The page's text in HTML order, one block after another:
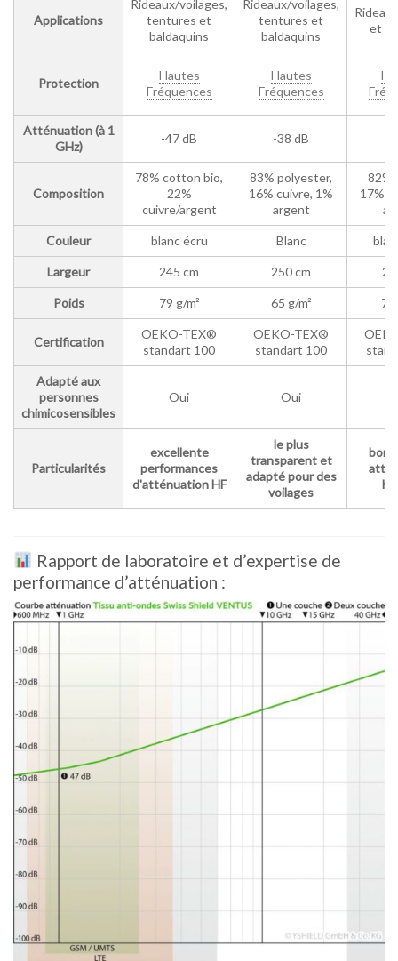
Applications
Rideaux/voilages,
tentures et
baldaquins
Rideaux/voilages,
tentures et
baldaquins
et
Protection
Hautes
Fréquences
Hautes
Fréquences
Atténuation (à 1
GHz)
-47 dB -38 dB
Composition
78% cotton bio,
22%
cuivre/argent
83% polyester,
16% cuivre, 1%
argent
82%
17%
Couleur blanc écru Blanc
Largeur 245 cm 250 cm
Poids 79 g/m² 65 g/m² 70
Certification
OEKO-TEX®
standart 100
OEKO-TEX®
standart 100
Adapté aux
personnes
chimicosensibles
Oui Oui
Particularités
excellente
performances
d'atténuation HF
le plus
transparent et
adapté pour des
voilages
bon
Rapport de laboratoire et d’expertise de
performance d’atténuation :